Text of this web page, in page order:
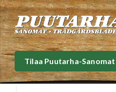
Siirry
sisältöön
Tilaa Puutarha-Sanomat